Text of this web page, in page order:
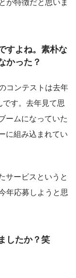
すよね。素朴な
かった？
コンテストは去年
す。去年見て思
ームになっていた
に組み込まれてい
サービスというと
年応募しようと思
したか？笑